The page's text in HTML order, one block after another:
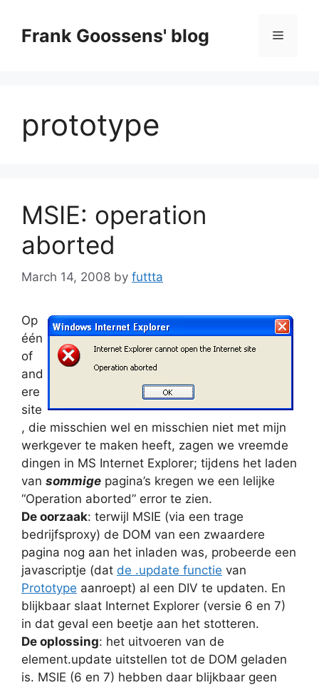
contentFrank Goossens' blog Menu
prototype
MSIE: operation
aborted
March 14, 2008 by futtta
Op
één
of
and
ere
site
, die misschien wel en misschien niet met mijn
werkgever te maken heeft, zagen we vreemde
dingen in MS Internet Explorer; tijdens het laden
van sommige pagina’s kregen we een lelijke
“Operation aborted” error te zien.
De oorzaak: terwijl MSIE (via een trage
bedrijfsproxy) de DOM van een zwaardere
pagina nog aan het inladen was, probeerde een
javascriptje (dat de .update functie van
Prototype aanroept) al een DIV te updaten. En
blijkbaar slaat Internet Explorer (versie 6 en 7)
in dat geval een beetje aan het stotteren.
De oplossing: het uitvoeren van de
element.update uitstellen tot de DOM geladen
is. MSIE (6 en 7) hebben daar blijkbaar geen